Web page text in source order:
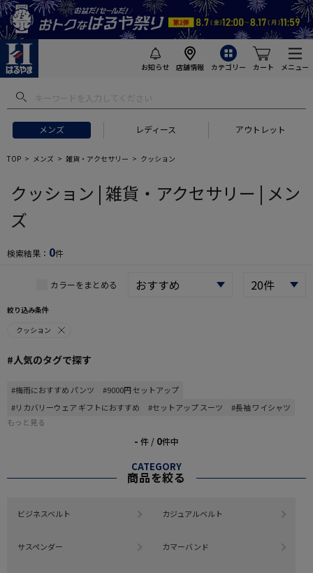
お知らせ 店舗情報 カテゴリー カート メニュー
メンズ レディース アウトレット
フトにおすすめ #セットアップ スーツ
TOP メンズ 雑貨・アクセサリー クッション
クッション | 雑貨・アクセサリー | メン
ズ
検索結果： 0件
カラーをまとめる
絞り込み条件
クッション
#人気のタグで探す
#梅雨におすすめ パンツ
#9000円 セットアップ
#リカバリーウェア ギフトにおすすめ
#セットアップ スーツ
#長袖 ワイシャツ
もっと見る
- 件 / 0件中
CATEGORY
商品を絞る
ビジネスベルト カジュアルベルト
サスペンダー カマーバンド